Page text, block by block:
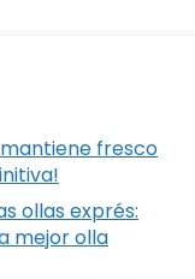
fresco
ollas exprés:
mejor olla